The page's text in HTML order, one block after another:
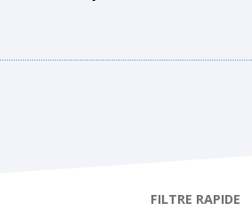
FILTRE RAPIDE